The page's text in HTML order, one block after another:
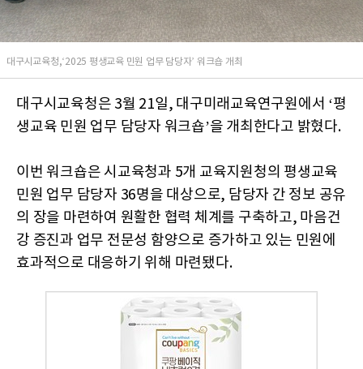
대구시교육청,‘2025 평생교육 민원 업무 담당자’ 워크숍 개최
대구시교육청은 3월 21일, 대구미래교육연구원에서 ‘평
생교육 민원 업무 담당자 워크숍’을 개최한다고 밝혔다.
이번 워크숍은 시교육청과 5개 교육지원청의 평생교육
민원 업무 담당자 36명을 대상으로, 담당자 간 정보 공유
의 장을 마련하여 원활한 협력 체계를 구축하고, 마음건
강 증진과 업무 전문성 함양으로 증가하고 있는 민원에
효과적으로 대응하기 위해 마련됐다.